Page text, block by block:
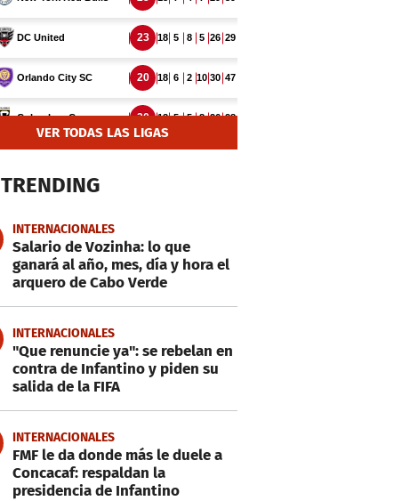
VER TODAS LAS LIGAS
TRENDING
INTERNACIONALES
Salario de Vozinha: lo que
ganará al año, mes, día y hora el
arquero de Cabo Verde
INTERNACIONALES
"Que renuncie ya": se rebelan en
contra de Infantino y piden su
salida de la FIFA
INTERNACIONALES
FMF le da donde más le duele a
Concacaf: respaldan la
presidencia de Infantino